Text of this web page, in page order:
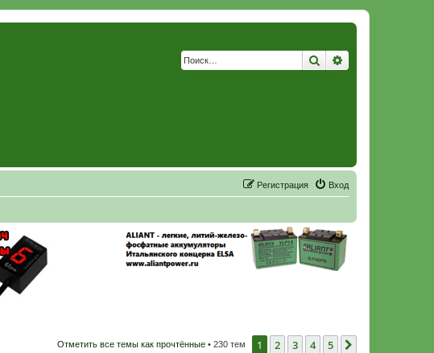
Поиск
Вход
Регистрация
Отметить все темы как прочтённые • 230 тем 1 2 3 4 5